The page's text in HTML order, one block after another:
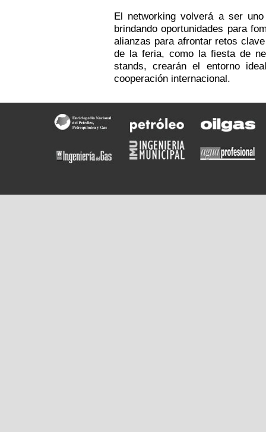
El networking volverá a ser
brindando oportunidades para
alianzas para afrontar retos
de la feria, como la fiesta de
stands, crearán el entorno
cooperación internacional.